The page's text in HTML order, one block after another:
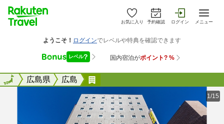
お気に入り 予約確認 ログイン メニュー
全国広島県 広島
全国
1/15